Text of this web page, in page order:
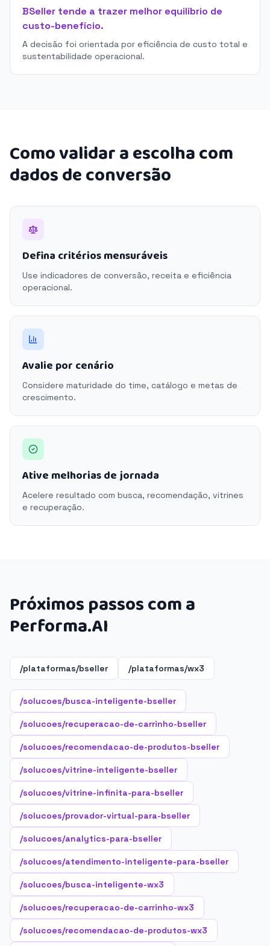
BSeller tende a trazer melhor equilíbrio de
custo-benefício.
A decisão foi orientada por eficiência de custo total e
sustentabilidade operacional.
Como validar a escolha com
dados de conversão
Defina critérios mensuráveis
Use indicadores de conversão, receita e eficiência
operacional.
Avalie por cenário
Considere maturidade do time, catálogo e metas de
crescimento.
Ative melhorias de jornada
Acelere resultado com busca, recomendação, vitrines
e recuperação.
Próximos passos com a
Performa.AI
/plataformas/bseller /plataformas/wx3
/solucoes/busca-inteligente-bseller
/solucoes/recuperacao-de-carrinho-bseller
/solucoes/recomendacao-de-produtos-bseller
/solucoes/vitrine-inteligente-bseller
/solucoes/vitrine-infinita-para-bseller
/solucoes/provador-virtual-para-bseller
/solucoes/analytics-para-bseller
/solucoes/atendimento-inteligente-para-bseller
/solucoes/busca-inteligente-wx3
/solucoes/recuperacao-de-carrinho-wx3
/solucoes/recomendacao-de-produtos-wx3